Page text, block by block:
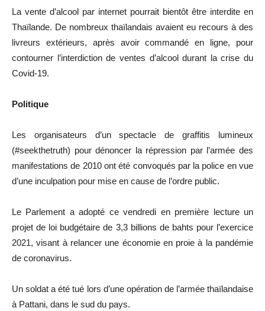
La vente d’alcool par internet pourrait bientôt être interdite en
Thaïlande. De nombreux thaïlandais avaient eu recours à des
livreurs extérieurs, après avoir commandé en ligne, pour
contourner l’interdiction de ventes d’alcool durant la crise du
Covid-19.
Politique
Les organisateurs d’un spectacle de graffitis lumineux
(#seekthetruth) pour dénoncer la répression par l’armée des
manifestations de 2010 ont été convoqués par la police en vue
d’une inculpation pour mise en cause de l’ordre public.
Le Parlement a adopté ce vendredi en première lecture un
projet de loi budgétaire de 3,3 billions de bahts pour l’exercice
2021, visant à relancer une économie en proie à la pandémie
de coronavirus.
Un soldat a été tué lors d’une opération de l’armée thaïlandaise
à Pattani, dans le sud du pays.